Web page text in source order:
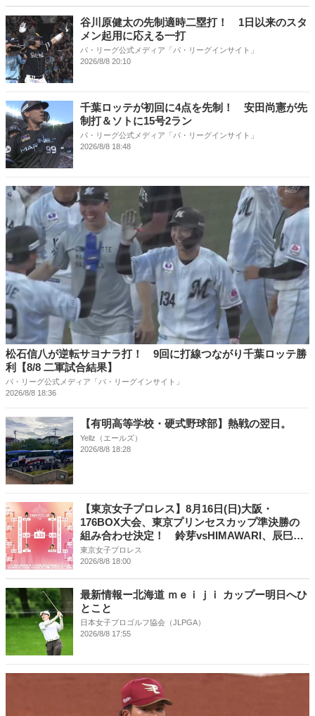
谷川原健太の先制適時二塁打！ 1日以来のスタ
メン起用に応える一打
パ・リーグ公式メディア「パ・リーグインサイト」
2026/8/8 20:10
千葉ロッテが初回に4点を先制！ 安田尚憲が先
制打＆ソトに15号2ラン
パ・リーグ公式メディア「パ・リーグインサイト」
2026/8/8 18:48
松石信八が逆転サヨナラ打！ 9回に打線つながり千葉ロッテ勝
利【8/8 二軍試合結果】
パ・リーグ公式メディア「パ・リーグインサイト」
2026/8/8 18:36
【有明高等学校・硬式野球部】熱戦の翌日。
Yellz（エールズ）
2026/8/8 18:28
【東京女子プロレス】8月16日(日)大阪・
176BOX大会、東京プリンセスカップ準決勝の
組み合わせ決定！ 鈴芽vsHIMAWARI、辰巳リ
カvs凍雅！
東京女子プロレス
2026/8/8 18:00
最新情報ー北海道 ｍｅｉｊｉ カップー明日へひ
とこと
日本女子プロゴルフ協会（JLPGA）
2026/8/8 17:55